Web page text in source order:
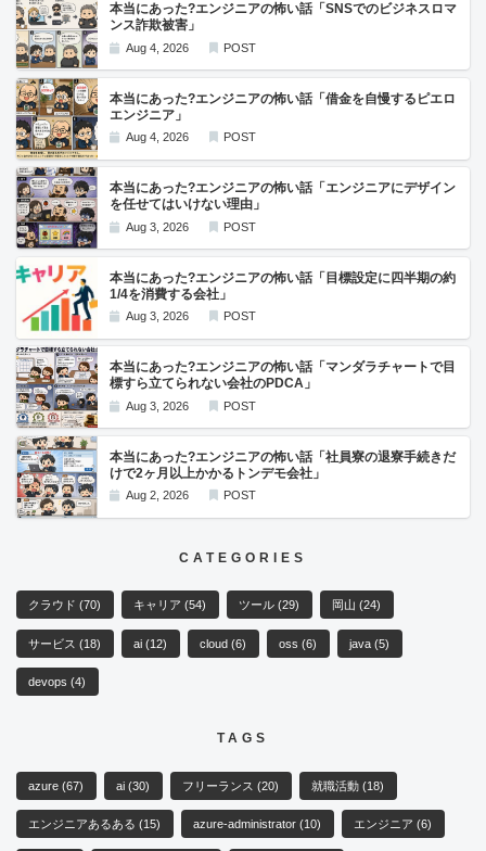
本当にあった?エンジニアの怖い話「SNSでのビジネスロマ
ンス詐欺被害」
Aug 4, 2026 POST
本当にあった?エンジニアの怖い話「借金を自慢するピエロ
エンジニア」
Aug 4, 2026 POST
本当にあった?エンジニアの怖い話「エンジニアにデザイン
を任せてはいけない理由」
Aug 3, 2026 POST
本当にあった?エンジニアの怖い話「目標設定に四半期の約
1/4を消費する会社」
Aug 3, 2026 POST
本当にあった?エンジニアの怖い話「マンダラチャートで目
標すら立てられない会社のPDCA」
Aug 3, 2026 POST
本当にあった?エンジニアの怖い話「社員寮の退寮手続きだ
けで2ヶ月以上かかるトンデモ会社」
Aug 2, 2026 POST
CATEGORIES
クラウド(70) キャリア(54) ツール(29) 岡山(24)
サービス(18) ai(12) cloud(6) oss(6) java(5)
devops(4)
TAGS
azure(67) ai(30) フリーランス(20) 就職活動(18)
エンジニアあるある(15) azure-administrator(10) エンジニア(6)